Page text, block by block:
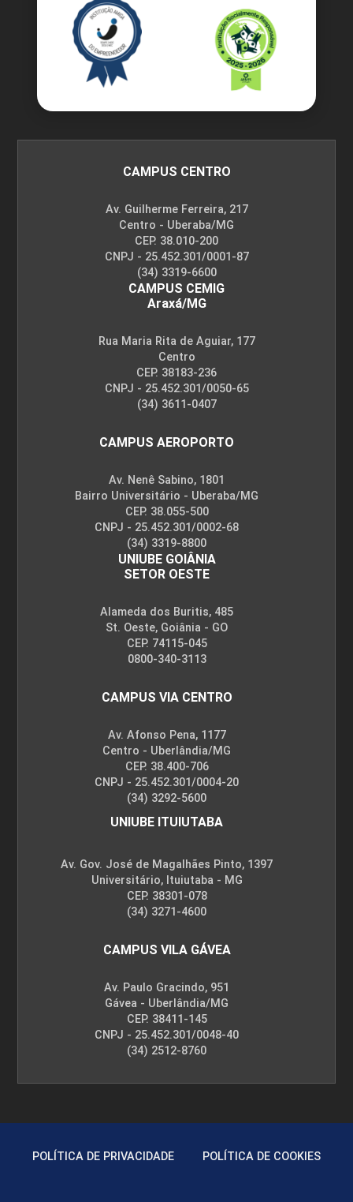
CAMPUS CENTRO
Av. Guilherme Ferreira, 217
Centro - Uberaba/MG
CEP. 38.010-200
CNPJ - 25.452.301/0001-87
(34) 3319-6600
CAMPUS CEMIG
Araxá/MG
Rua Maria Rita de Aguiar, 177
Centro
CEP. 38183-236
CNPJ - 25.452.301/0050-65
(34) 3611-0407
CAMPUS AEROPORTO
Av. Nenê Sabino, 1801
Bairro Universitário - Uberaba/MG
CEP. 38.055-500
CNPJ - 25.452.301/0002-68
(34) 3319-8800
UNIUBE GOIÂNIA
SETOR OESTE
Alameda dos Buritis, 485
St. Oeste, Goiânia - GO
CEP. 74115-045
0800-340-3113
CAMPUS VIA CENTRO
Av. Afonso Pena, 1177
Centro - Uberlândia/MG
CEP. 38.400-706
CNPJ - 25.452.301/0004-20
(34) 3292-5600
UNIUBE ITUIUTABA
Av. Gov. José de Magalhães Pinto, 1397
Universitário, Ituiutaba - MG
CEP. 38301-078
(34) 3271-4600
CAMPUS VILA GÁVEA
Av. Paulo Gracindo, 951
Gávea - Uberlândia/MG
CEP. 38411-145
CNPJ - 25.452.301/0048-40
(34) 2512-8760
POLÍTICA DE PRIVACIDADE POLÍTICA DE COOKIES